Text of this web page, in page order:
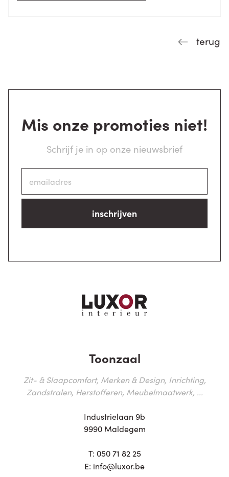
terug
Mis onze promoties niet!
Schrijf je in op onze nieuwsbrief
inschrijven
Toonzaal
Zit- & Slaapcomfort, Merken & Design, Inrichting,
Zandstralen, Herstofferen, Meubelmaatwerk, ...
Industrielaan 9b
9990 Maldegem
T: 050 71 82 25
E: info@luxor.be